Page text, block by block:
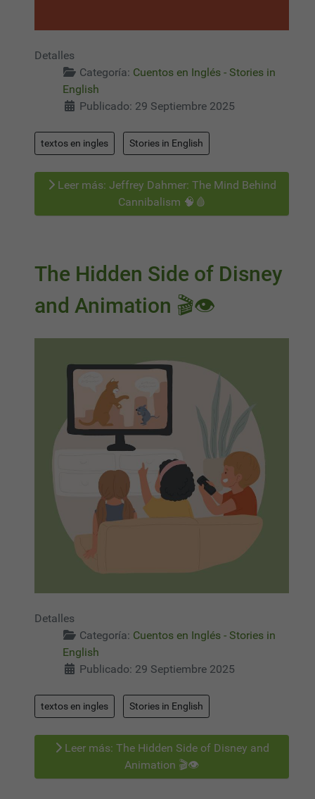
Detalles
Categoría: Cuentos en Inglés - Stories in
English
Publicado: 29 Septiembre 2025
textos en ingles Stories in English
Leer más: Jeffrey Dahmer: The Mind Behind
Cannibalism 🧠🩸
The Hidden Side of Disney
and Animation 🎬👁️
Detalles
Categoría: Cuentos en Inglés - Stories in
English
Publicado: 29 Septiembre 2025
textos en ingles Stories in English
Leer más: The Hidden Side of Disney and
Animation 🎬👁️